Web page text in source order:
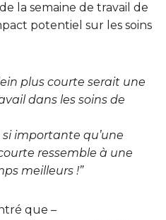
la semaine de travail de
potentiel sur les soins
plus courte serait une
dans les soins de
importante qu’une
ressemble à une
meilleurs !”
que –